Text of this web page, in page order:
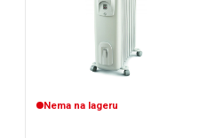
Nema na lageru